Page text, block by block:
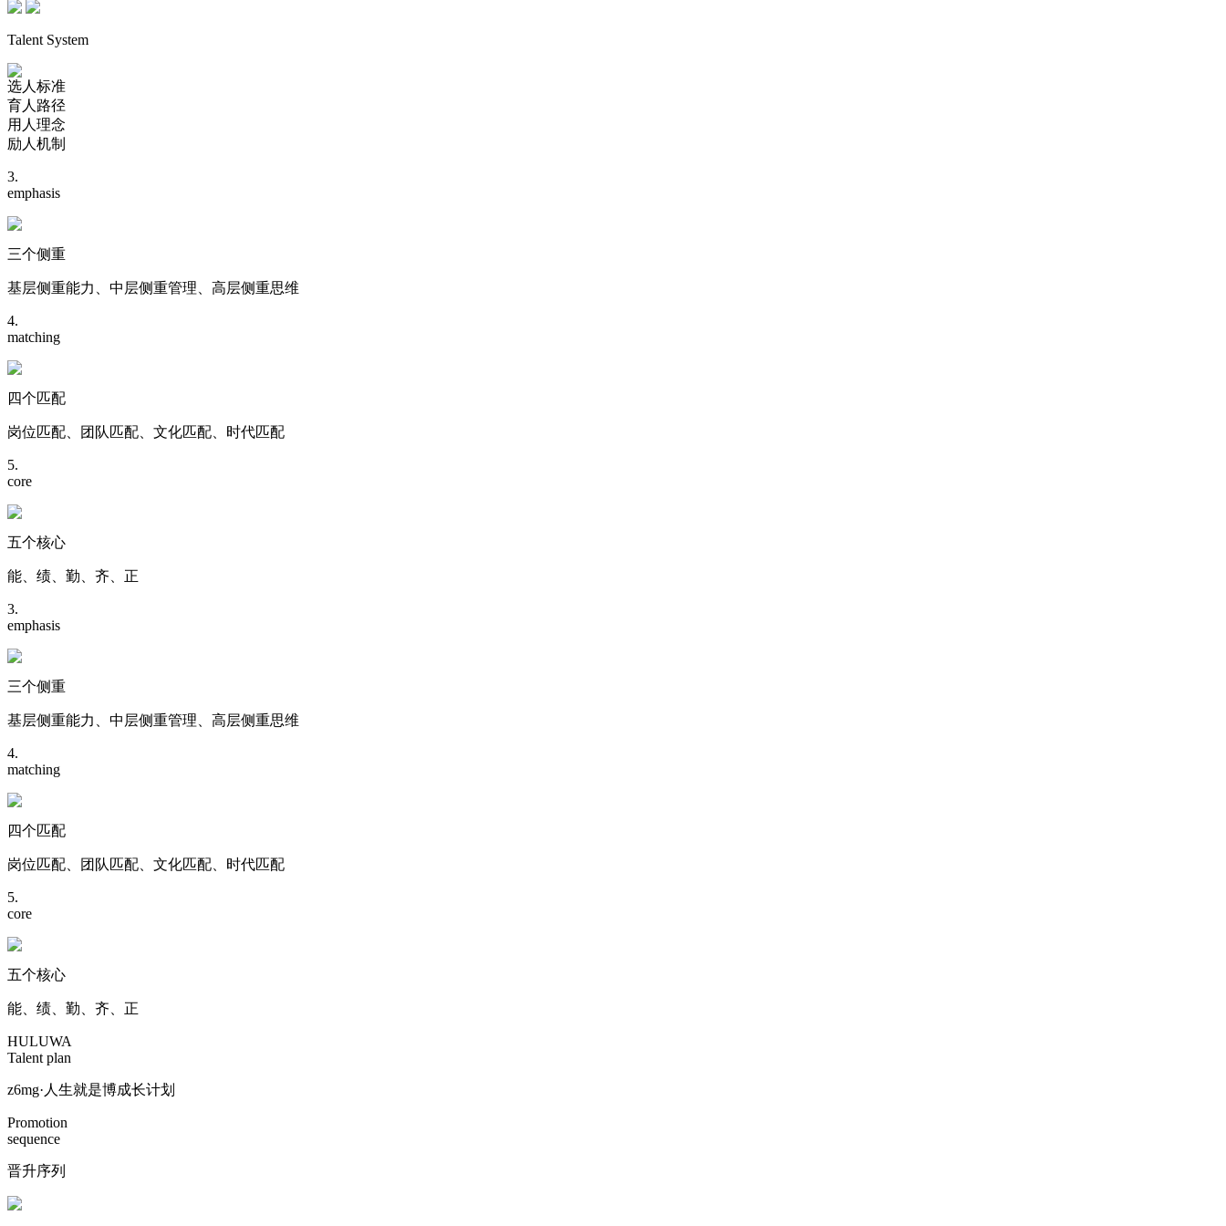
Talent System
选人标准
育人路径
用人理念
励人机制
3.
emphasis
三个侧重
基层侧重能力、中层侧重管理、高层侧重思维
4.
matching
四个匹配
岗位匹配、团队匹配、文化匹配、时代匹配
5.
core
五个核心
能、绩、勤、齐、正
3.
emphasis
三个侧重
基层侧重能力、中层侧重管理、高层侧重思维
4.
matching
四个匹配
岗位匹配、团队匹配、文化匹配、时代匹配
5.
core
五个核心
能、绩、勤、齐、正
HULUWA
Talent plan
z6mg·人生就是博成长计划
Promotion
sequence
晋升序列